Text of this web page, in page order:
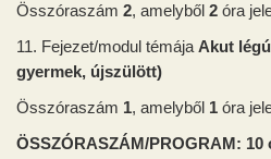
Összóraszám 2, amelyből 2 óra
11. Fejezet/modul témája Akut
gyermek, újszülött)
Összóraszám 1, amelyből 1 óra
ÖSSZÓRASZÁM/PROGRAM: 10